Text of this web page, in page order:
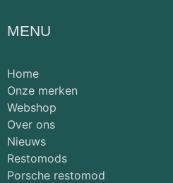
MENU
Home
Onze merken
Webshop
Over ons
Nieuws
Restomods
Porsche restomod